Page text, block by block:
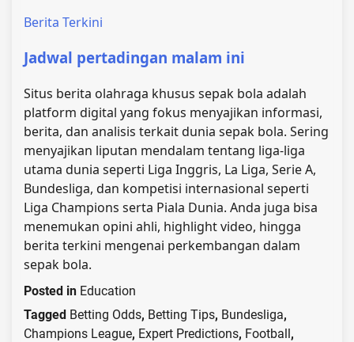
Berita Terkini
Jadwal pertadingan malam ini
Situs berita olahraga khusus sepak bola adalah
platform digital yang fokus menyajikan informasi,
berita, dan analisis terkait dunia sepak bola. Sering
menyajikan liputan mendalam tentang liga-liga
utama dunia seperti Liga Inggris, La Liga, Serie A,
Bundesliga, dan kompetisi internasional seperti
Liga Champions serta Piala Dunia. Anda juga bisa
menemukan opini ahli, highlight video, hingga
berita terkini mengenai perkembangan dalam
sepak bola.
Posted in Education
Tagged Betting Odds, Betting Tips, Bundesliga,
Champions League, Expert Predictions, Football,